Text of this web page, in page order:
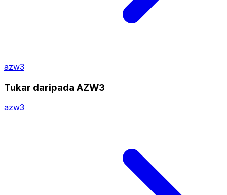
azw3
Tukar daripada AZW3
azw3